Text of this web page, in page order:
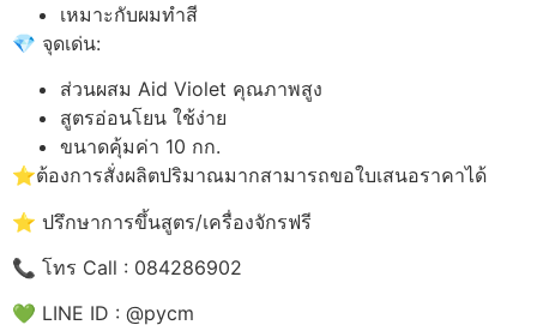
เหมาะกับผมทำสี
💎 จุดเด่น:
ส่วนผสม Aid Violet คุณภาพสูง
สูตรอ่อนโยน ใช้ง่าย
ขนาดคุ้มค่า 10 กก.
⭐️ต้องการสั่งผลิตปริมาณมากสามารถขอใบเสนอราคาได้
⭐️ ปรึกษาการขึ้นสูตร/เครื่องจักรฟรี
📞 โทร Call : 084286902
💚 LINE ID : @pycm